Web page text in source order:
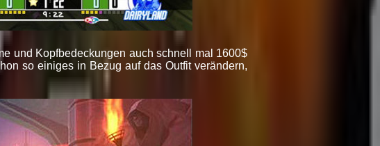
und Kopfbedeckungen auch schnell mal 1600$
so einiges in Bezug auf das Outfit verändern,